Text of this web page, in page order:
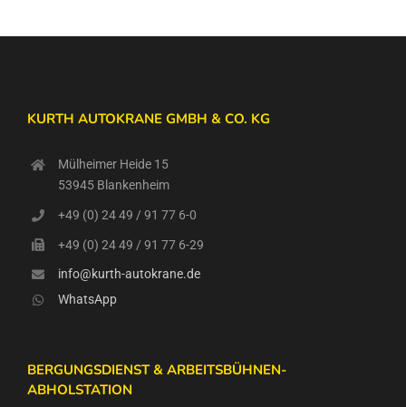
KURTH AUTOKRANE GMBH & CO. KG
Mülheimer Heide 15
53945 Blankenheim
+49 (0) 24 49 / 91 77 6-0
+49 (0) 24 49 / 91 77 6-29
info@kurth-autokrane.de
WhatsApp
BERGUNGSDIENST & ARBEITSBÜHNEN-
ABHOLSTATION